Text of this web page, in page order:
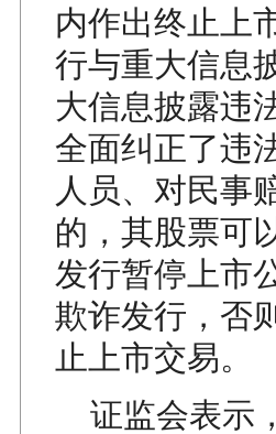
内作出终止上
行与重大信息
大信息披露违
全面纠正了违
人员、对民事
的，其股票可
发行暂停上市
欺诈发行，否
止上市交易。
证监会表示